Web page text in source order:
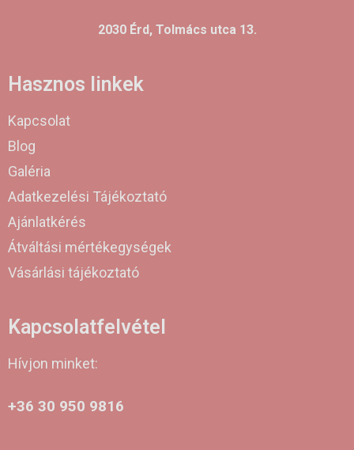
2030 Érd, Tolmács utca 13.
Hasznos linkek
Kapcsolat
Blog
Galéria
Adatkezelési Tájékoztató
Ajánlatkérés
Átváltási mértékegységek
Vásárlási tájékoztató
Kapcsolatfelvétel
Hívjon minket:
+36 30 950 9816